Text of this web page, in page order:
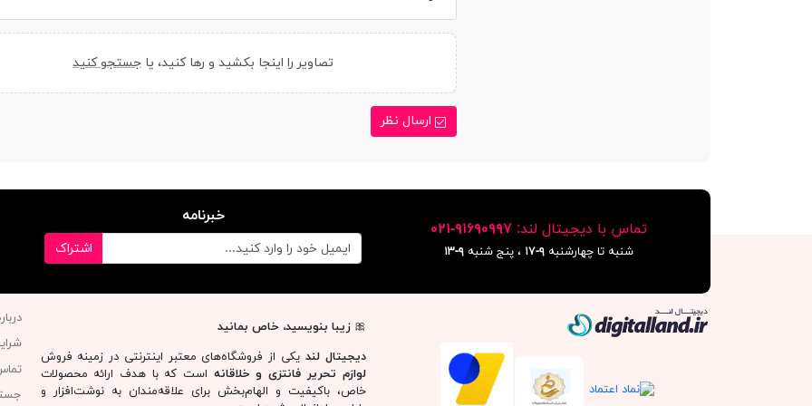
تصاویر را اینجا بکشید و رها کنید، یا جستجو کنید
ارسال نظر
تماس با دیجیتال لند: ٩١۶٩٠٩٩٧-٠٢١
شنبه تا چهارشنبه ۹-۱۷ ، پنج شنبه ۹-١٣
خبرنامه
اشتراک
🎀زیبا بنویسید، خاص بمانید
دیجیتال لند یکی از فروشگاه‌های معتبر اینترنتی در زمینه فروش
لوازم تحریر فانتزی و خلاقانه است که با هدف ارائه محصولات
خاص، باکیفیت و الهام‌بخش برای علاقه‌مندان به نوشت‌افزار و